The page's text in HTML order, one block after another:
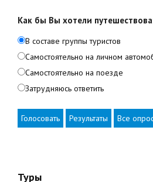
Как бы Вы хотели
В составе группы туристов
Самостоятельно на личном
Самостоятельно на поезде
Затрудняюсь ответить
Голосовать Результаты Все
Туры